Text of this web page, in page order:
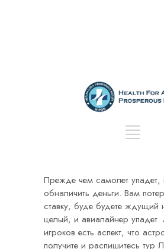
Прежде чем самолет упадет,
обналичить деньги. Вам
ставку, буде будете ждущий
целый, и авиалайнер
игроков есть аспект, что
получите и распишитесь тур